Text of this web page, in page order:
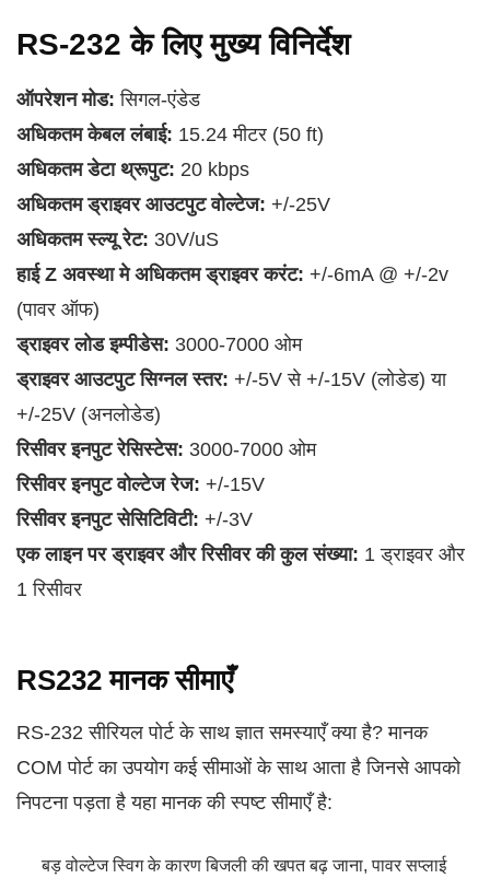
RS-232 के लिए मुख्य विनिर्देश
ऑपरेशन मोड: सिगल-एंडेड
अधिकतम केबल लंबाई: 15.24 मीटर (50 ft)
अधिकतम डेटा थ्रूपुट: 20 kbps
अधिकतम ड्राइवर आउटपुट वोल्टेज: +/-25V
अधिकतम स्ल्यू रेट: 30V/uS
हाई Z अवस्था मे अधिकतम ड्राइवर करंट: +/-6mA @ +/-2v
(पावर ऑफ)
ड्राइवर लोड इम्पीडेस: 3000-7000 ओम
ड्राइवर आउटपुट सिग्नल स्तर: +/-5V से +/-15V (लोडेड) या
+/-25V (अनलोडेड)
रिसीवर इनपुट रेसिस्टेस: 3000-7000 ओम
रिसीवर इनपुट वोल्टेज रेज: +/-15V
रिसीवर इनपुट सेसिटिविटी: +/-3V
एक लाइन पर ड्राइवर और रिसीवर की कुल संख्या: 1 ड्राइवर और
1 रिसीवर
RS232 मानक सीमाएँ
RS-232 सीरियल पोर्ट के साथ ज्ञात समस्याएँ क्या है? मानक
COM पोर्ट का उपयोग कई सीमाओं के साथ आता है जिनसे आपको
निपटना पड़ता है यहा मानक की स्पष्ट सीमाएँ है:
बड़ वोल्टेज स्विग के कारण बिजली की खपत बढ़ जाना, पावर सप्लाई